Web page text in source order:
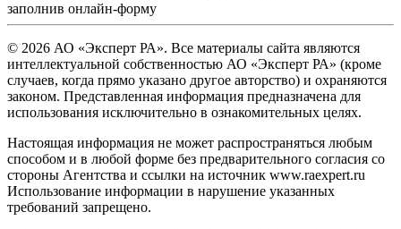
заполнив онлайн-форму
© 2026 АО «Эксперт РА». Все материалы сайта являются
интеллектуальной собственностью АО «Эксперт РА» (кроме
случаев, когда прямо указано другое авторство) и охраняются
законом. Представленная информация предназначена для
использования исключительно в ознакомительных целях.
Настоящая информация не может распространяться любым
способом и в любой форме без предварительного согласия со
стороны Агентства и ссылки на источник www.raexpert.ru
Использование информации в нарушение указанных
требований запрещено.